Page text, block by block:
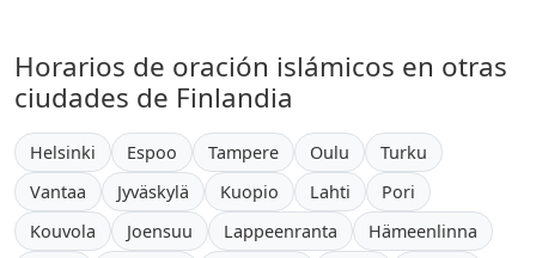
Horarios de oración islámicos en otras
ciudades de Finlandia
Helsinki Espoo Tampere Oulu
Turku
Vantaa
Jyväskylä Kuopio Lahti
Pori
Kouvola
Joensuu Lappeenranta
Hämeenlinna